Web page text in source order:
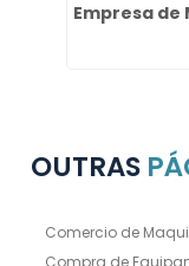
Empresa de
OUTRAS
Comercio de
Compra de